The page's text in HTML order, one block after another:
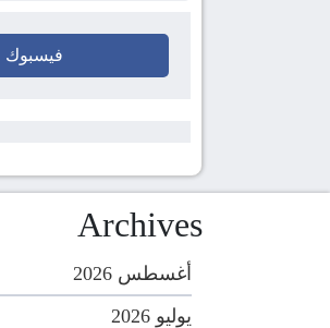
فيسبوك
Archives
أغسطس 2026
يوليو 2026